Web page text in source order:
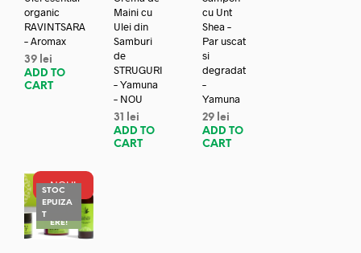
organic
RAVINTSARA
– Aromax
39 lei
ADD TO
CART
Maini cu
Ulei din
Samburi
de
STRUGURI
– Yamuna
– NOU
31
lei
ADD TO
CART
cu Unt
Shea –
Par uscat
si
degradat
–
Yamuna
29 lei
ADD TO
CART
NOU!
STOC
EPUIZA
TREDUC
ERE!